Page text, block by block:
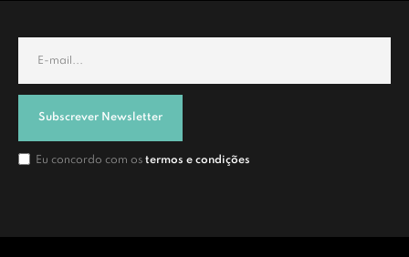
Subscrever Newsletter
Eu concordo com os termos e condições